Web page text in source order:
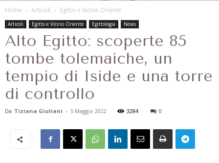
Home Articoli Egitto e Vicino Oriente
Articoli Egitto e Vicino Oriente Egittologia News
Alto Egitto: scoperte 85
tombe tolemaiche, un
tempio di Iside e una torre
di controllo
Da Tiziana Giuliani - 5 Maggio 2022 3284 0